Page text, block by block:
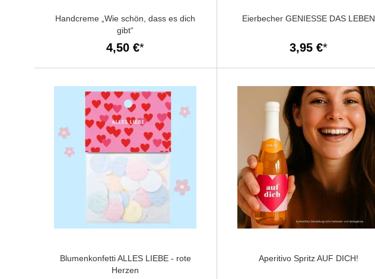
Handcreme „Wie schön, dass es dich
gibt“
4,50 €
Eierbecher GENIESSE DAS LEBEN
3,95 €
Blumenkonfetti ALLES LIEBE - rote
Herzen
Aperitivo Spritz AUF DICH!